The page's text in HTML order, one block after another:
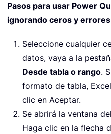
Pasos para usar Power
ignorando ceros y
Seleccione cualquier
datos, vaya a la
Desde tabla o rango.
formato de tabla,
clic en Aceptar.
Se abrirá la ventana
Haga clic en la flecha